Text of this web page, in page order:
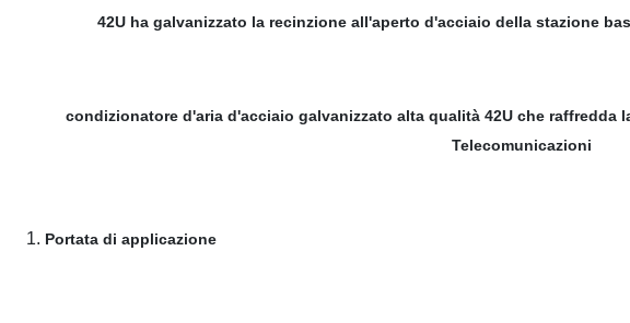
42U ha galvanizzato la recinzione all'aperto d'acciaio della stazione
condizionatore d'aria d'acciaio galvanizzato alta qualità 42U che raffredda
Telecomunicazioni
1. Portata di applicazione